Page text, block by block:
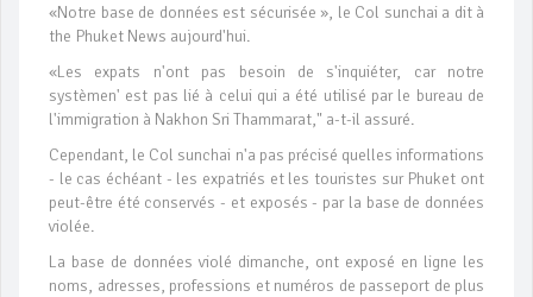
«Notre base de données est sécurisée », le Col sunchai a dit à
the Phuket News aujourd'hui.
«Les expats n'ont pas besoin de s'inquiéter, car notre
systèmen' est pas lié à celui qui a été utilisé par le bureau de
l'immigration à Nakhon Sri Thammarat," a-t-il assuré.
Cependant, le Col sunchai n'a pas précisé quelles informations
- le cas échéant - les expatriés et les touristes sur Phuket ont
peut-être été conservés - et exposés - par la base de données
violée.
La base de données violé dimanche, ont exposé en ligne les
noms, adresses, professions et numéros de passeport de plus